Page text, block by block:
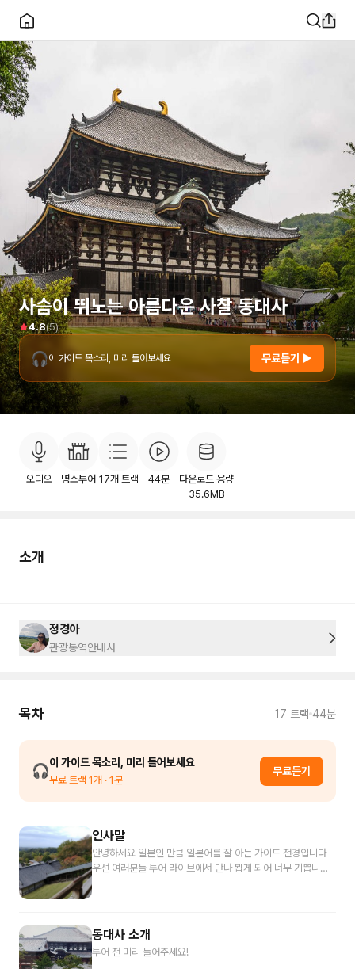
사슴이 뛰노는 아름다운 사찰 동대사
4.8(5)
🎧이 가이드 목소리, 미리 들어보세요 무료듣기 ▶
오디오 명소투어 17개 트랙 44분
다운로드 용량
35.6MB
소개
정경아
관광통역안내사
목차 17 트랙 44분
🎧이 가이드 목소리, 미리 들어보세요
무료 트랙 1개 · 1분
무료듣기
인사말
안녕하세요 일본인 만큼 일본어를 잘 아는 가이드 전경입니다
우선 여러분들 투어 라이브에서 만나 뵙게 되어 너무 기쁩니다
답고 우리 조상들의 인가도 관련이 많은 곳입니다 명대사는 꼭
한번 보시기를 추천 드립니다 동대사를 여러분께 소개할 수 있
어 정말 기쁘네요 제가 여러분께 만족스러운 여행을 선사해 드
동대사 소개
투어 전 미리 들어주세요!